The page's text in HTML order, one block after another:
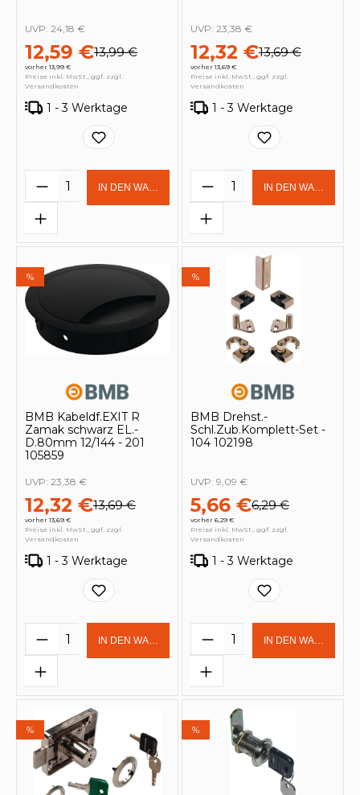
12,59 €13,99 €
vorher 13,99 €
UVP: 24,18 €
Preise inkl. MwSt., ggf. zzgl.
Versandkosten
1 - 3 Werktage
Produkt Anzahl: Gib den
IN DEN WARENKORB
12,32 €13,69 €
vorher 13,69 €
UVP: 23,38 €
Preise inkl. MwSt., ggf. zzgl.
Versandkosten
1 - 3 Werktage
Produkt Anzahl:
IN DEN
%
BMB Kabeldf.EXIT R
Zamak schwarz EL.-
D.80mm 12/144 - 201
105859
12,32 €13,69 €
vorher 13,69 €
UVP: 23,38 €
Preise inkl. MwSt., ggf. zzgl.
Versandkosten
1 - 3 Werktage
Produkt Anzahl: Gib den
IN DEN WARENKORB
%
BMB Drehst.-
Schl.Zub.Komplett-Set -
104 102198
5,66 €6,29 €
vorher 6,29 €
UVP: 9,09 €
Preise inkl. MwSt., ggf. zzgl.
Versandkosten
1 - 3 Werktage
Produkt Anzahl:
IN DEN
% %